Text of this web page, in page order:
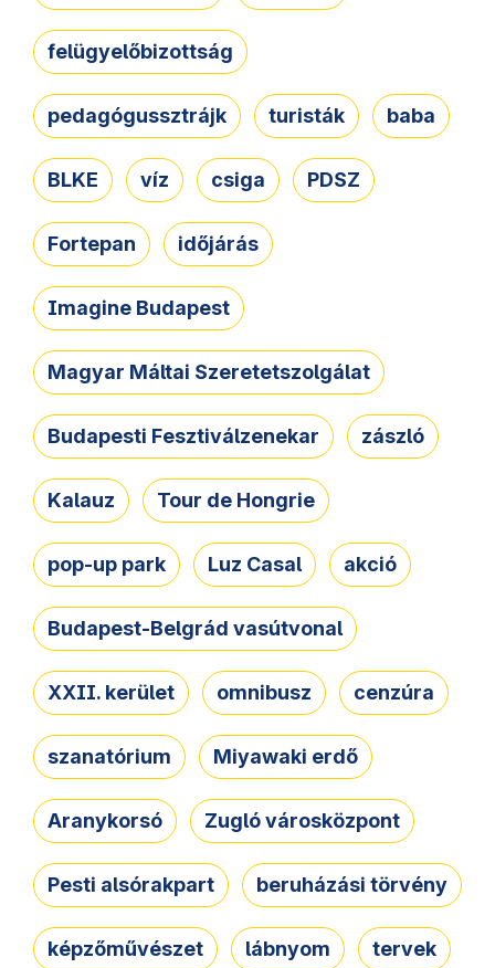
felügyelőbizottság
pedagógussztrájk turisták baba
BLKE víz csiga PDSZ
Fortepan időjárás
Imagine Budapest
Magyar Máltai Szeretetszolgálat
Budapesti Fesztiválzenekar zászló
Kalauz Tour de Hongrie
pop-up park Luz Casal akció
Budapest-Belgrád vasútvonal
XXII. kerület omnibusz cenzúra
szanatórium Miyawaki erdő
Aranykorsó Zugló városközpont
Pesti alsórakpart beruházási törvény
képzőművészet lábnyom tervek